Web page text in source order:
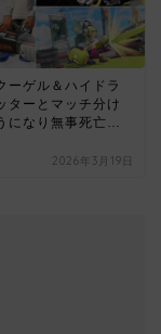
ーゲル＆ハイドラ
ターとマッチ分け
になり無事死亡…
2026年3月19日